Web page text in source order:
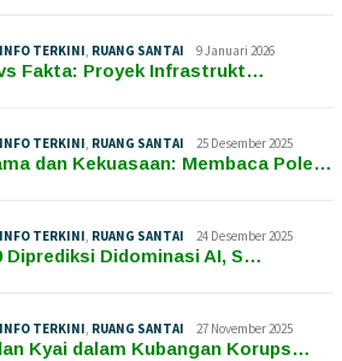
INFO TERKINI, RUANG SANTAI 9 Januari 2026
Fakta: Proyek Infrastrukt…
INFO TERKINI, RUANG SANTAI 25 Desember 2025
dan Kekuasaan: Membaca Pole…
INFO TERKINI, RUANG SANTAI 24 Desember 2025
Diprediksi Didominasi AI, S…
INFO TERKINI, RUANG SANTAI 27 November 2025
Kyai dalam Kubangan Korups…